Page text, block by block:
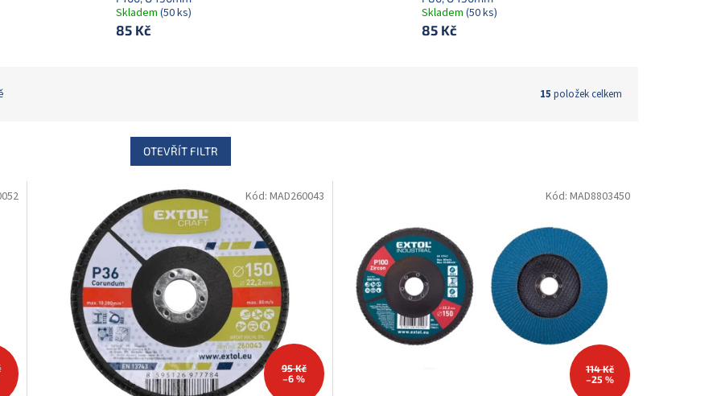
Skladem(50 ks)
85 Kč
Skladem (50 ks)
85 Kč
15 položek celkem
OTEVŘÍT FILTR
95 Kč
–6 %
Kód: MAD260043
114 Kč
–25 %
Kód: MAD8803450